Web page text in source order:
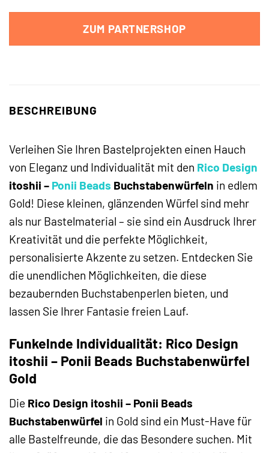
ZUM PARTNERSHOP
BESCHREIBUNG
Verleihen Sie Ihren Bastelprojekten einen Hauch
von Eleganz und Individualität mit den Rico Design
itoshii – Ponii Beads Buchstabenwürfeln in edlem
Gold! Diese kleinen, glänzenden Würfel sind mehr
als nur Bastelmaterial – sie sind ein Ausdruck Ihrer
Kreativität und die perfekte Möglichkeit,
personalisierte Akzente zu setzen. Entdecken Sie
die unendlichen Möglichkeiten, die diese
bezaubernden Buchstabenperlen bieten, und
lassen Sie Ihrer Fantasie freien Lauf.
Funkelnde Individualität: Rico Design
itoshii – Ponii Beads Buchstabenwürfel
Gold
Die Rico Design itoshii – Ponii Beads
Buchstabenwürfel in Gold sind ein Must-Have für
alle Bastelfreunde, die das Besondere suchen. Mit